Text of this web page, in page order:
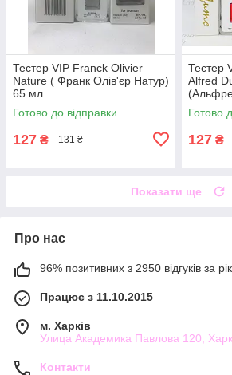
Тестер VIP Franck Olivier
Nature ( Франк Олів'єр Натур)
65 мл
Готово до відправки
127 ₴ 131 ₴
Тестер
Alfred
Мен) 65
Готово
127 ₴
Показати ще
Про нас
96% позитивних з 2950 відгуків за рік
Працює з 11.10.2015
м. Харків
Улица Академика Павлова 120,
Контакти